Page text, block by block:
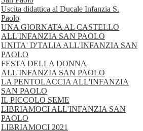
Uscita didattica al Ducale Infanzia S.
Paolo
UNA GIORNATA AL CASTELLO
ALL'INFANZIA SAN PAOLO
UNITA' D'TALIA ALL'INFANZIA SAN
PAOLO
FESTA DELLA DONNA
ALL'INFANZIA SAN PAOLO
LA PENTOLACCIA ALL'INFANZIA
SAN PAOLO
IL PICCOLO SEME
LIBRIAMOCI ALL'INFANZIA SAN
PAOLO
LIBRIAMOCI 2021